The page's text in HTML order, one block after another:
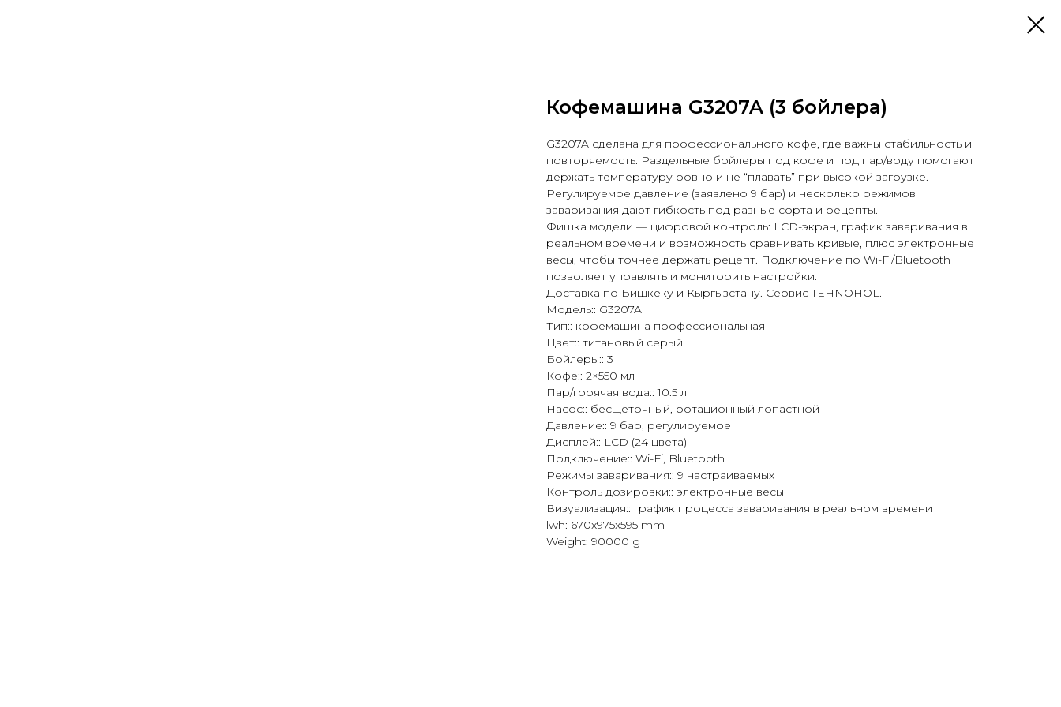
Кофемашина G3207A (3 бойлера)
G3207A сделана для профессионального кофе, где важны стабильность и
повторяемость. Раздельные бойлеры под кофе и под пар/воду помогают
держать температуру ровно и не “плавать” при высокой загрузке.
Регулируемое давление (заявлено 9 бар) и несколько режимов
заваривания дают гибкость под разные сорта и рецепты.
Фишка модели — цифровой контроль: LCD-экран, график заваривания в
реальном времени и возможность сравнивать кривые, плюс электронные
весы, чтобы точнее держать рецепт. Подключение по Wi-Fi/Bluetooth
позволяет управлять и мониторить настройки.
Доставка по Бишкеку и Кыргызстану. Сервис TEHNOHOL.
Модель:: G3207A
Тип:: кофемашина профессиональная
Цвет:: титановый серый
Бойлеры:: 3
Кофе:: 2×550 мл
Пар/горячая вода:: 10.5 л
Насос:: бесщеточный, ротационный лопастной
Давление:: 9 бар, регулируемое
Дисплей:: LCD (24 цвета)
Подключение:: Wi-Fi, Bluetooth
Режимы заваривания:: 9 настраиваемых
Контроль дозировки:: электронные весы
Визуализация:: график процесса заваривания в реальном времени
lwh: 670x975x595 mm
Weight: 90000 g